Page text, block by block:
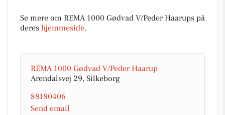
Se mere om REMA 1000 Gødvad V/Peder Haarups på
deres hjemmeside.
REMA 1000 Gødvad V/Peder Haarup
Arendalsvej 29, Silkeborg
88180406
Send email